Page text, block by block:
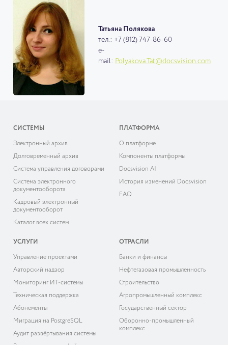
Татьяна Полякова
тел.: +7 (812) 747-86-60
e-
mail: Polyakova.Tat@docsvision.com
СИСТЕМЫ
Электронный архив
Долговременный архив
Система управления договорами
Система электронного
документооборота
Кадровый электронный
документооборот
Каталог всех систем
ПЛАТФОРМА
О платформе
Компоненты платформы
Docsvision AI
История изменений Docsvision
FAQ
УСЛУГИ
Управление проектами
Авторский надзор
Мониторинг ИТ-системы
Техническая поддержка
Абонементы
Миграция на PostgreSQL
Аудит развёртывания системы
ОТРАСЛИ
Банки и финансы
Нефтегазовая промышленность
Строительство
Агропромышленный комплекс
Государственный сектор
Оборонно-промышленный
комплекс